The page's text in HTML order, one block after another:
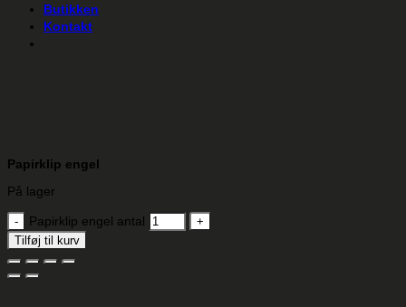
Butikken
Kontakt
Papirklip engel
På lager
Papirklip engel antal
Tilføj til kurv